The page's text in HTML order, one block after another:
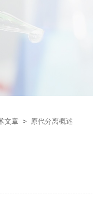
文章 > 原代分离概述